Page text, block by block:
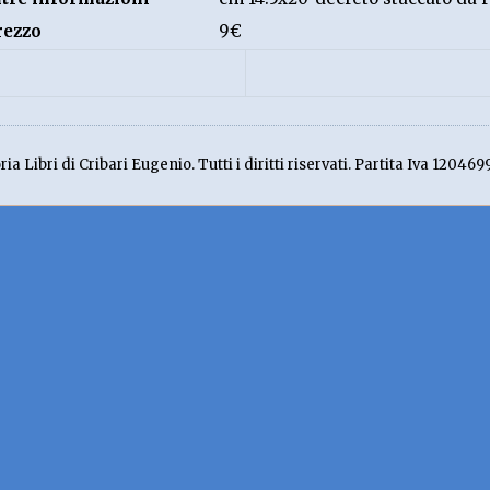
9€
Libri di Cribari Eugenio. Tutti i diritti riservati. Partita Iva